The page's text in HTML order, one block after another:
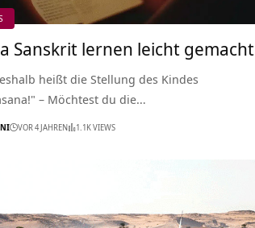
Sanskrit lernen leicht gemacht
heißt die Stellung des Kindes
– Möchtest du die…
VOR 4 JAHREN 1.1K VIEWS